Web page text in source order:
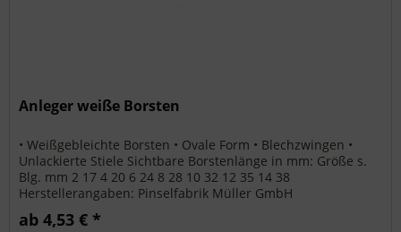
Anleger weiße Borsten
• Weißgebleichte Borsten • Ovale Form • Blechzwingen •
Unlackierte Stiele Sichtbare Borstenlänge in mm: Größe s.
Blg. mm 2 17 4 20 6 24 8 28 10 32 12 35 14 38
Herstellerangaben: Pinselfabrik Müller GmbH
Gewerbestraße Ost 2 91452...
ab 4,53 € *